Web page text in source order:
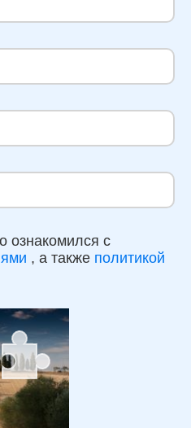
ознакомился с
, а также политикой